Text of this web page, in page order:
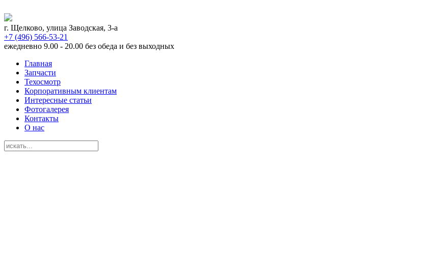
г. Щелково, улица Заводская, 3-а
+7 (496) 566-53-21
ежедневно 9.00 - 20.00 без обеда и без выходных
Главная
Запчасти
Техосмотр
Корпоративным клиентам
Интересные статьи
Фотогалерея
Контакты
О нас